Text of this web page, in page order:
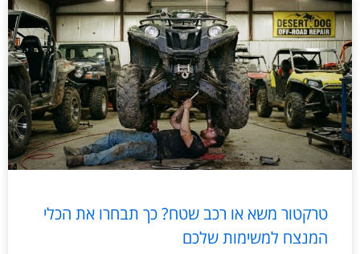
טרקטור משא או רכב שטח? כך תבחרו את הכלי
המנצח למשימות שלכם